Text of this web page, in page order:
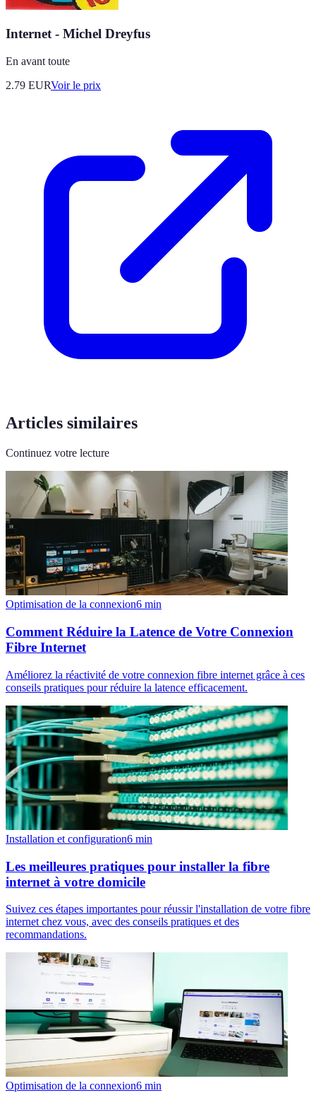
Internet - Michel Dreyfus
En avant toute
2.79 EURVoir le prix
Articles similaires
Continuez votre lecture
Optimisation de la connexion6 min
Comment Réduire la Latence de Votre Connexion
Fibre Internet
Améliorez la réactivité de votre connexion fibre internet grâce à ces
conseils pratiques pour réduire la latence efficacement.
Installation et configuration6 min
Les meilleures pratiques pour installer la fibre
internet à votre domicile
Suivez ces étapes importantes pour réussir l'installation de votre fibre
internet chez vous, avec des conseils pratiques et des
recommandations.
Optimisation de la connexion6 min